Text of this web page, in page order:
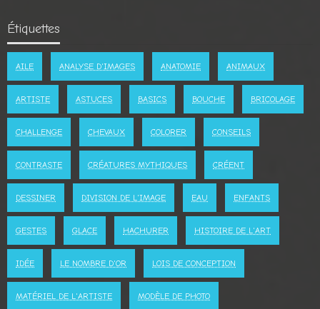
Étiquettes
AILE ANALYSE D'IMAGES ANATOMIE ANIMAUX
ARTISTE ASTUCES BASICS BOUCHE BRICOLAGE
CHALLENGE CHEVAUX COLORER CONSEILS
CONTRASTE CRÉATURES MYTHIQUES CRÉENT
DESSINER DIVISION DE L'IMAGE EAU ENFANTS
GESTES GLACE HACHURER HISTOIRE DE L'ART
IDÉE LE NOMBRE D'OR LOIS DE CONCEPTION
MATÉRIEL DE L'ARTISTE MODÈLE DE PHOTO